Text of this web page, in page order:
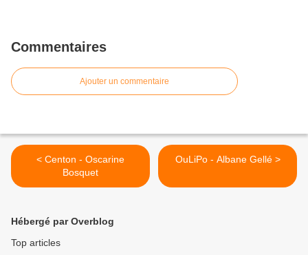
Commentaires
Ajouter un commentaire
< Centon - Oscarine
Bosquet
OuLiPo - Albane Gellé >
Hébergé par Overblog
Top articles